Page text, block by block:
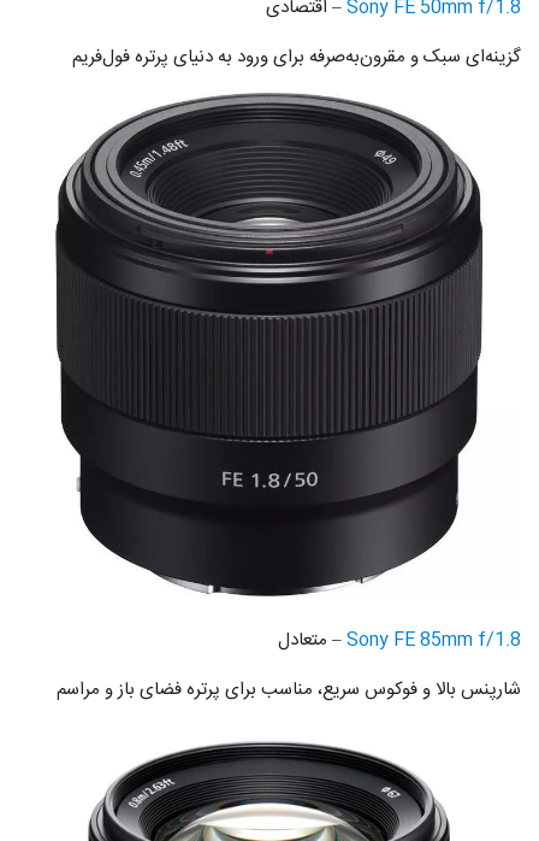
Sony FE 50mm f/1.8– اقتصادی
گزینه‌ای سبک و مقرون‌به‌صرفه برای ورود به دنیای پرتره فول‌فریم
Sony FE 85mm f/1.8– متعادل
شارپنس بالا و فوکوس سریع، مناسب برای پرتره فضای باز و مراسم